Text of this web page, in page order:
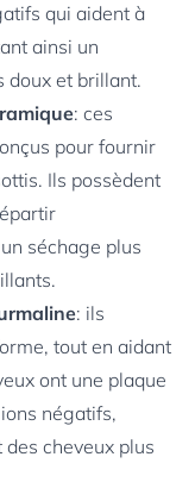
qui aident à
ainsi un
doux et brillant.
: ces
pour fournir
Ils possèdent
séchage plus
: ils
tout en aidant
ont une plaque
négatifs,
cheveux plus